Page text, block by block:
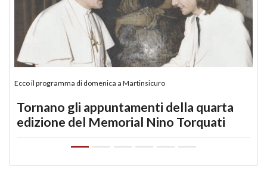
Ecco il programma di domenica a Martinsicuro
Tornano gli appuntamenti della quarta
edizione del Memorial Nino Torquati